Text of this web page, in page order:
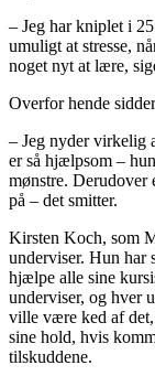
– Jeg har kniplet i
umuligt at stresse,
noget nyt at lære,
Overfor hende
– Jeg nyder virkelig
er så hjælpsom –
mønstre. Derudover
på – det smitter.
Kirsten Koch, som
underviser. Hun har
hjælpe alle sine
underviser, og hver
ville være ked af
sine hold, hvis
tilskuddene.